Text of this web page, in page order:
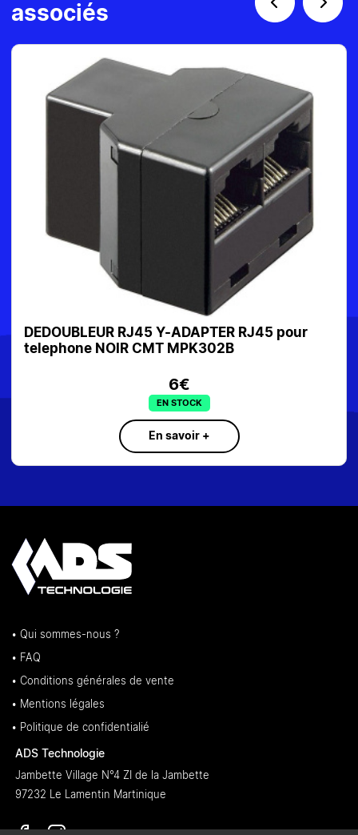
associés
RJ45 Y-ADAPTER RJ45 pour
NOIR CMT MPK302B
EN STOCK
En savoir +
• Qui sommes-nous ?
• FAQ
• Conditions générales de vente
• Mentions légales
• Politique de confidentialié
ADS Technologie
Jambette Village N°4 ZI de la Jambette
97232 Le Lamentin Martinique